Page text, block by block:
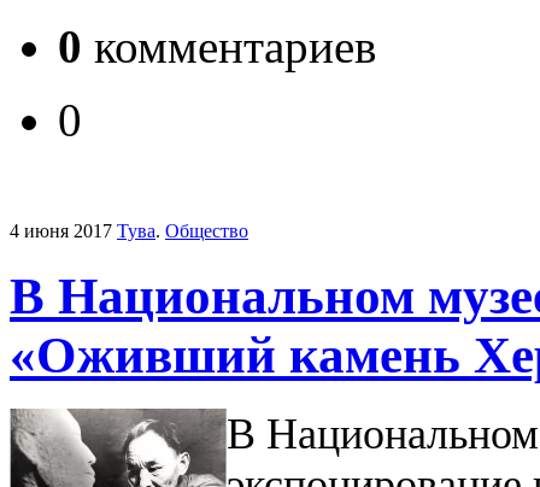
0 комментариев
0
4 июня 2017 Тува. Общество
В Национальном
«Оживший камень
В